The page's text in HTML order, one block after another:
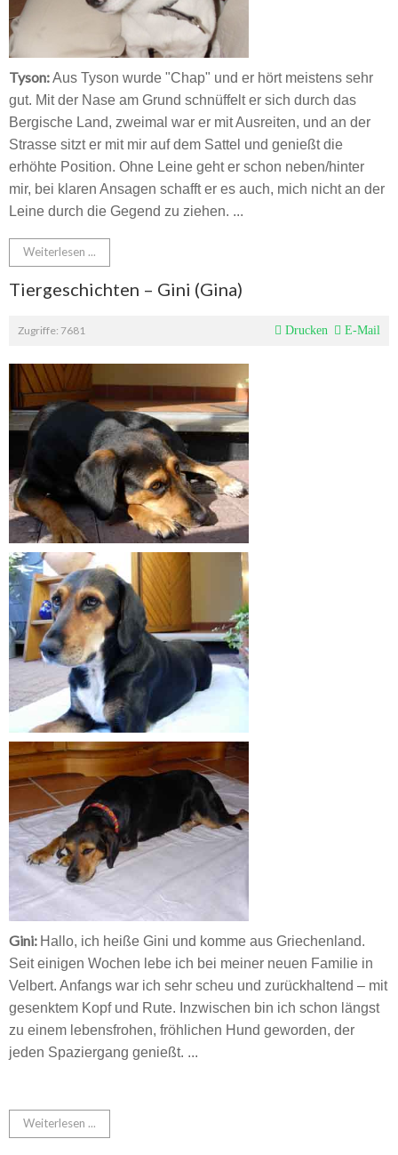
Tyson:Aus Tyson wurde "Chap" und er hört meistens sehr
gut. Mit der Nase am Grund schnüffelt er sich durch das
Bergische Land, zweimal war er mit Ausreiten, und an der
Strasse sitzt er mit mir auf dem Sattel und genießt die
erhöhte Position. Ohne Leine geht er schon neben/hinter
mir, bei klaren Ansagen schafft er es auch, mich nicht an der
Leine durch die Gegend zu ziehen. ...
Weiterlesen ...
Tiergeschichten – Gini (Gina)
Zugriffe: 7681 Drucken E-Mail
Gini: Hallo, ich heiße Gini und komme aus Griechenland.
Seit einigen Wochen lebe ich bei meiner neuen Familie in
Velbert. Anfangs war ich sehr scheu und zurückhaltend – mit
gesenktem Kopf und Rute. Inzwischen bin ich schon längst
zu einem lebensfrohen, fröhlichen Hund geworden, der
jeden Spaziergang genießt. ...
Weiterlesen ...